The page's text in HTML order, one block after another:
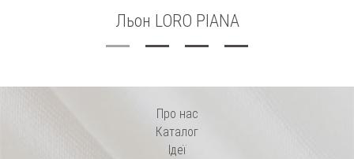
Льон LORO PIANA
Про нас
Каталог
Ідеї